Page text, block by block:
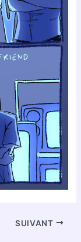
SUIVANT